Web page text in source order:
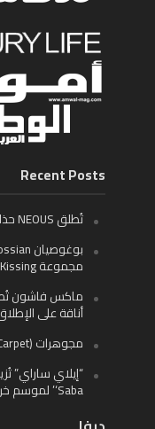
Recent Posts
تُطلق NEOUS حذاء BERENICES الرياضي
مجموعة Kissing
ماكس فاشون
أناقة على
مجوهرات (Red Carpet) لعام 2026 من شوبارد
‘Saba’ لموسم خريف/شتاء 2026